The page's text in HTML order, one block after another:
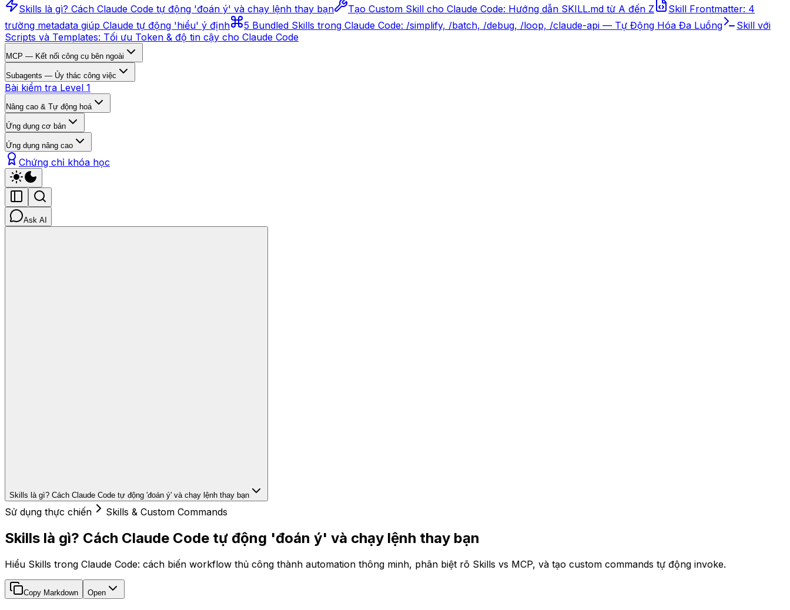
Skills là gì? Cách Claude Code tự động 'đoán ý' và chạy lệnh thay bạn Tạo Custom Skill cho Claude Code: Hướng dẫn SKILL.md từ A đến Z
Skill Frontmatter: 4
trường metadata giúp Claude tự động 'hiểu' ý định
5 Bundled Skills trong Claude Code: /simplify, /batch, /debug, /loop, /claude-api — Tự Động Hóa Đa Luồng
Skill với
Scripts và Templates: Tối ưu Token & độ tin cậy cho Claude Code
MCP — Kết nối công cụ bên ngoài
Subagents — Ủy thác công việc
Bài kiểm tra Level 1
Nâng cao & Tự động hoá
Ứng dụng cơ bản
Ứng dụng nâng cao
Chứng chỉ khóa học
Ask AI
Skills là gì? Cách Claude Code tự động 'đoán ý' và chạy lệnh thay bạn
Sử dụng thực chiến Skills & Custom Commands
Skills là gì? Cách Claude Code tự động 'đoán ý' và chạy lệnh thay bạn
Hiểu Skills trong Claude Code: cách biến workflow thủ công thành automation thông minh, phân biệt rõ Skills vs MCP, và tạo custom commands tự động invoke.
Copy Markdown Open